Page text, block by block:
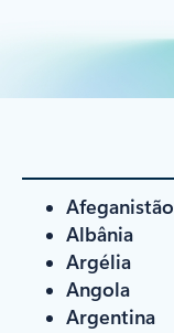
Afeganistão
Albânia
Argélia
Angola
Argentina